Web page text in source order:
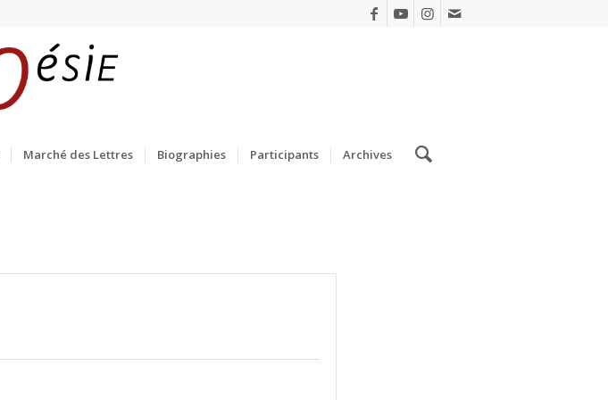
Marché des Lettres Biographies Participants Archives